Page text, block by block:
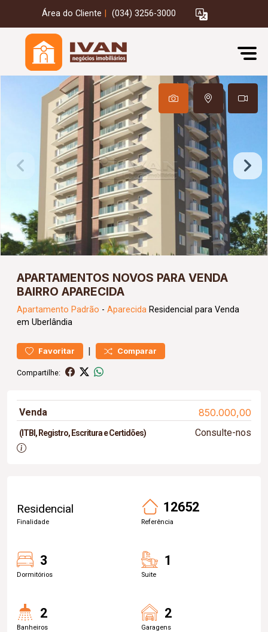
Área do Cliente (034) 3256-3000
APARTAMENTOS NOVOS PARA VENDA
BAIRRO APARECIDA
Apartamento Padrão - Aparecida Residencial para Venda
em Uberlândia
Favoritar | Comparar
Compartilhe:
Venda 850.000,00
(ITBI, Registro, Escritura e Certidões) Consulte-nos
Residencial
Finalidade
12652
Referência
3
Dormitórios
1
Suite
2
Banheiros
2
Garagens